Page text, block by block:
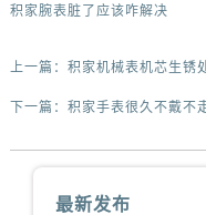
积家腕表脏了应该咋解决
上一篇： 积家机械表机芯生锈
下一篇： 积家手表很久不戴不
最新发布